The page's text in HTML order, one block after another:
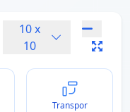
10x
10
Transpor